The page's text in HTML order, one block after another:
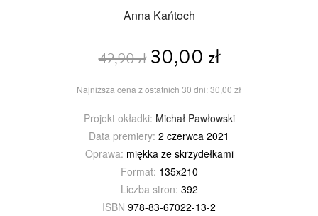
Anna Kańtoch
42,90 zł30,00 zł
Najniższa cena z ostatnich 30 dni: 30,00 zł
Projekt okładki: Michał Pawłowski
Data premiery: 2 czerwca 2021
Oprawa: miękka ze skrzydełkami
Format: 135x210
Liczba stron: 392
ISBN 978-83-67022-13-2